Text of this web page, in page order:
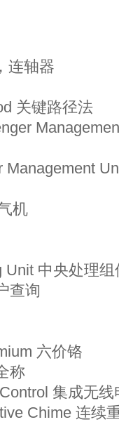
连轴器
关键路径法
机
Unit 中央处理
查询
六价铬
称
集成无
Chime 连续